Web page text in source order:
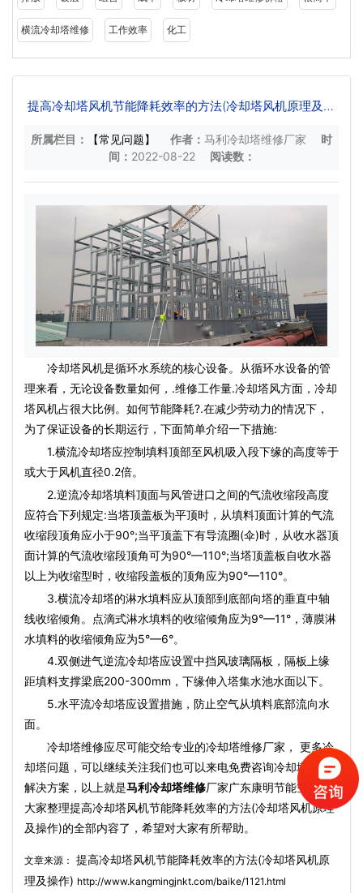
横流冷却塔维修 工作效率 化工
提高冷却塔风机节能降耗效率的方法(冷却塔风机原理及操
所属栏目： 【常见问题】 作者： 马利冷却塔维修厂家
时
间： 2022-08-22 阅读数：
冷却塔风机是循环水系统的核心设备。从循环水设备的管
理来看，无论设备数量如何，.维修工作量.冷却塔风方面，冷却
塔风机占很大比例。如何节能降耗?.在减少劳动力的情况下，
为了保证设备的长期运行，下面简单介绍一下措施:
1.横流冷却塔应控制填料顶部至风机吸入段下缘的高度等于
或大于风机直径0.2倍。
2.逆流冷却塔填料顶面与风管进口之间的气流收缩段高度
应符合下列规定:当塔顶盖板为平顶时，从填料顶面计算的气流
收缩段顶角应小于90°;当平顶盖下有导流圈(伞)时，从收水器顶
面计算的气流收缩段顶角可为90°—110°;当塔顶盖板自收水器
以上为收缩型时，收缩段盖板的顶角应为90°—110°。
3.横流冷却塔的淋水填料应从顶部到底部向塔的垂直中轴
线收缩倾角。点滴式淋水填料的收缩倾角应为9°—11°，薄膜淋
水填料的收缩倾角应为5°—6°。
4.双侧进气逆流冷却塔应设置中挡风玻璃隔板，隔板上缘
距填料支撑梁底200-300mm，下缘伸入塔集水池水面以下。
5.水平流冷却塔应设置措施，防止空气从填料底部流向水
面。
冷却塔维修应尽可能交给专业的冷却塔维修厂家， 更多冷
却塔问题，可以继续关注我们也可以来电免费咨询冷却塔故障
解决方案，以上就是马利冷却塔维修厂家广东康明节能空调为
大家整理提高冷却塔风机节能降耗效率的方法(冷却塔风机原理
及操作)的全部内容了，希望对大家有所帮助。
文章来源： 提高冷却塔风机节能降耗效率的方法(冷却塔风机原
理及操作) http://www.kangmingjnkt.com/baike/1121.html